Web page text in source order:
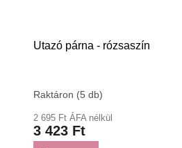
Utazó párna - rózsaszín
Raktáron (5 db)
2 695 Ft ÁFA nélkül
3 423 Ft